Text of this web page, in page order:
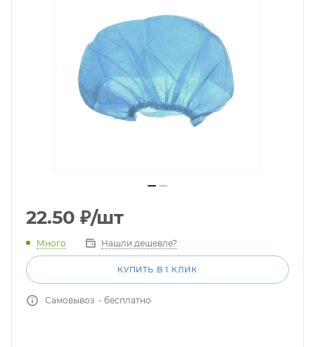
22.50 ₽/шт
Много Нашли дешевле?
КУПИТЬ В 1 КЛИК
Самовывоз - бесплатно